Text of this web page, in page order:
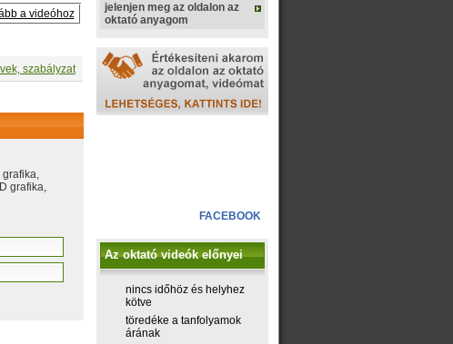
a videóhoz
szabályzat
grafika,
jelenjen meg az oldalon az
oktató anyagom
FACEBOOK
Az oktató videók előnyei
nincs időhöz és helyhez
kötve
töredéke a tanfolyamok
árának